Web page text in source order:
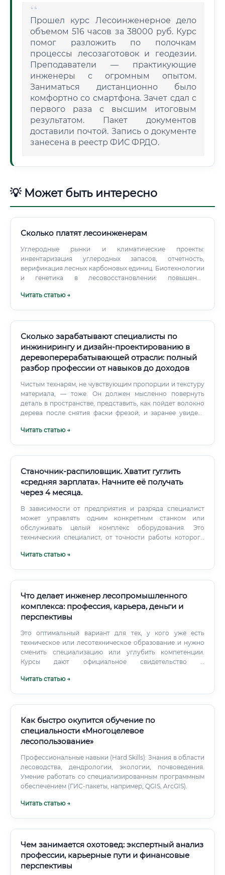
Прошел курс Лесоинженерное дело
объемом 516 часов за 38000 руб. Курс
помог разложить по полочкам
процессы лесозаготовок и геодезии.
Преподаватели — практикующие
инженеры с огромным опытом.
Заниматься дистанционно было
комфортно со смартфона. Зачет сдал с
первого раза с высшим итоговым
результатом. Пакет документов
доставили почтой. Запись о документе
занесена в реестр ФИС ФРДО.
💡 Может быть интересно
Сколько платят лесоинженерам
Углеродные рынки и климатические проекты:
инвентаризация углеродных запасов, отчетность,
верификация лесных карбоновых единиц. Биотехнологии
и генетика в лесовосстановлении: повышение
Экологическая комплаенс‑аналитика: проверка цепочек
Читать статью →
Сколько зарабатывают специалисты по
инжинирингу и дизайн-проектированию в
деревоперерабатывающей отрасли: полный
разбор профессии от навыков до доходов
Чистым технарям, не чувствующим пропорции и текстуру
материала, — тоже. Он должен мысленно повернуть
деталь в пространстве, представить, как пойдет волокно
дерева после снятия фаски фрезой, и заранее увидеть
успешного инженера: 💡 Пространственное мышление:
Читать статью →
Станочник-распиловщик. Хватит гуглить
«средняя зарплата». Начните её получать
через 4 месяца.
В зависимости от предприятия и разряда специалист
может управлять одним конкретным станком или
обслуживать целый комплекс оборудования. Это
технический специалист, от точности работы которого
мебельный щит, строительный брус или деталь
Читать статью →
Что делает инженер лесопромышленного
комплекса: профессия, карьера, деньги и
перспективы
Это оптимальный вариант для тех, у кого уже есть
техническое или лесотехническое образование и нужно
сменить специализацию или углубить компетенции.
Курсы дают официальное свидетельство о
квалификации — от 72 до 500 часов.
Читать статью →
Как быстро окупится обучение по
специальности «Многоцелевое
лесопользование»
Профессиональные навыки (Hard Skills): Знания в области
лесоводства, дендрологии, экологии, почвоведения.
Умение работать со специализированным программным
обеспечением (ГИС-пакеты, например, QGIS, ArcGIS).
Читать статью →
Чем занимается охотовед: экспертный анализ
профессии, карьерные пути и финансовые
перспективы